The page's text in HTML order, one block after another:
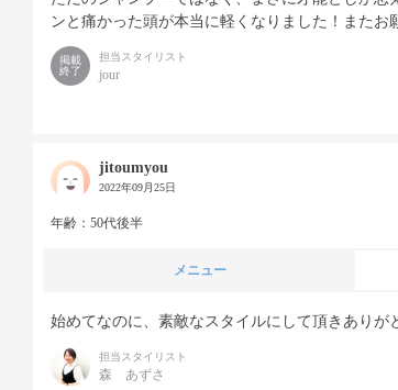
ンと痛かった頭が本当に軽くなりました！またお
掲載
終了
担当スタイリスト
jour
jitoumyou
2022年09月25日
年齢：50代後半
メニュー
始めてなのに、素敵なスタイルにして頂きありが
担当スタイリスト
森 あずさ